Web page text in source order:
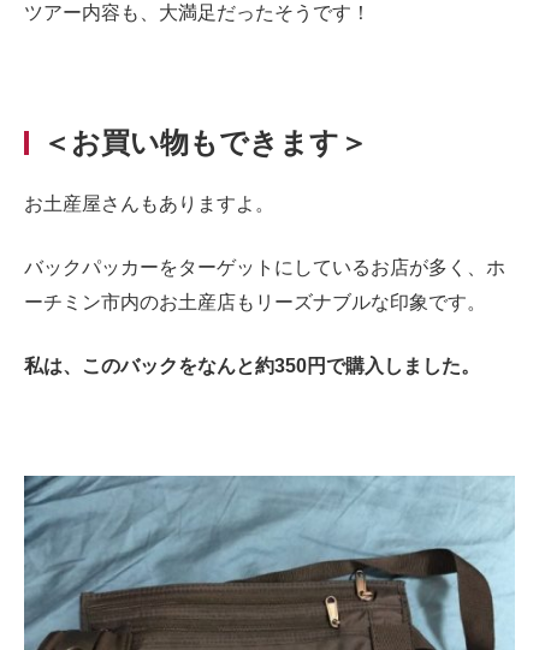
ツアー内容も、大満足だったそうです！
＜お買い物もできます＞
お土産屋さんもありますよ。
バックパッカーをターゲットにしているお店が多く、ホ
ーチミン市内のお土産店もリーズナブルな印象です。
私は、このバックをなんと約350円で購入しました。